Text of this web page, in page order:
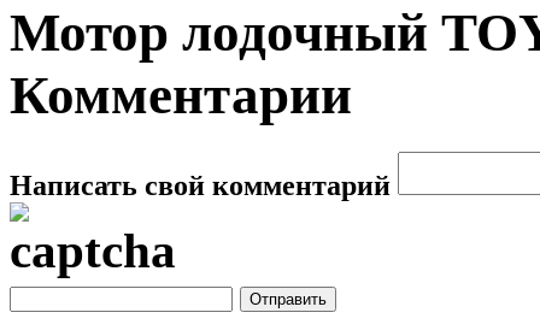
Мотор лодочный
Комментарии
Написать свой комментарий